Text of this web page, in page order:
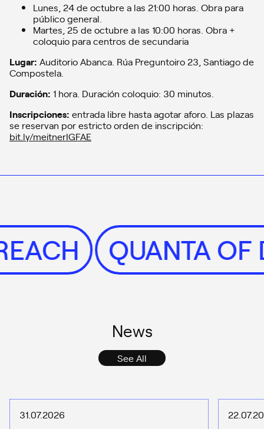
Lunes, 24 de octubre a las 21:00 horas. Obra para
público general.
Martes, 25 de octubre a las 10:00 horas. Obra +
coloquio para centros de secundaria
Lugar: Auditorio Abanca. Rúa Preguntoiro 23, Santiago de
Compostela.
Duración: 1 hora. Duración coloquio: 30 minutos.
Inscripciones: entrada libre hasta agotar aforo. Las plazas
se reservan por estricto orden de inscripción:
bit.ly/meitnerIGFAE
QUANTA
News
See All
31.07.2026